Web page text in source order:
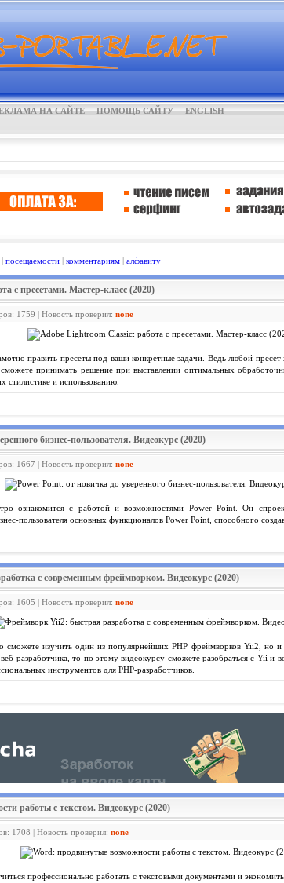
НА САЙТЕ ПОМОЩЬ САЙТУ ENGLISH
| посещаемости | комментариям | алфавиту
с пресетами. Мастер-класс (2020)
1759 | Новость проверил: none
править пресеты под ваши конкретные задачи. Ведь любой
принимать решение при выставлении оптимальных
стилистике и использованию.
бизнес-пользователя. Видеокурс (2020)
1667 | Новость проверил: none
ознакомится с работой и возможностями Power Point. Он
пользователя основных функционалов Power Point, способного
с современным фреймворком. Видеокурс (2020)
1605 | Новость проверил: none
сможете изучить один из популярнейших PHP фреймворков Yii2, но
разработчика, то по этому видеокурсу сможете разобраться с Yii
инструментов для PHP-разработчиков.
работы с текстом. Видеокурс (2020)
1708 | Новость проверил: none
профессионально работать с текстовыми документами и